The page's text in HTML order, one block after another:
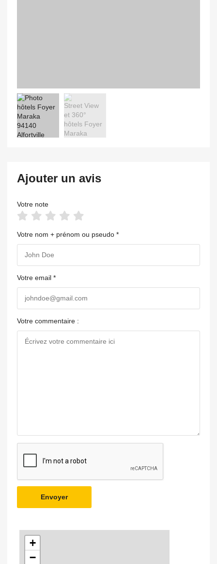
Ajouter un avis
Votre note
Votre nom + prénom ou pseudo *
Votre email *
Votre commentaire :
Envoyer
+
−